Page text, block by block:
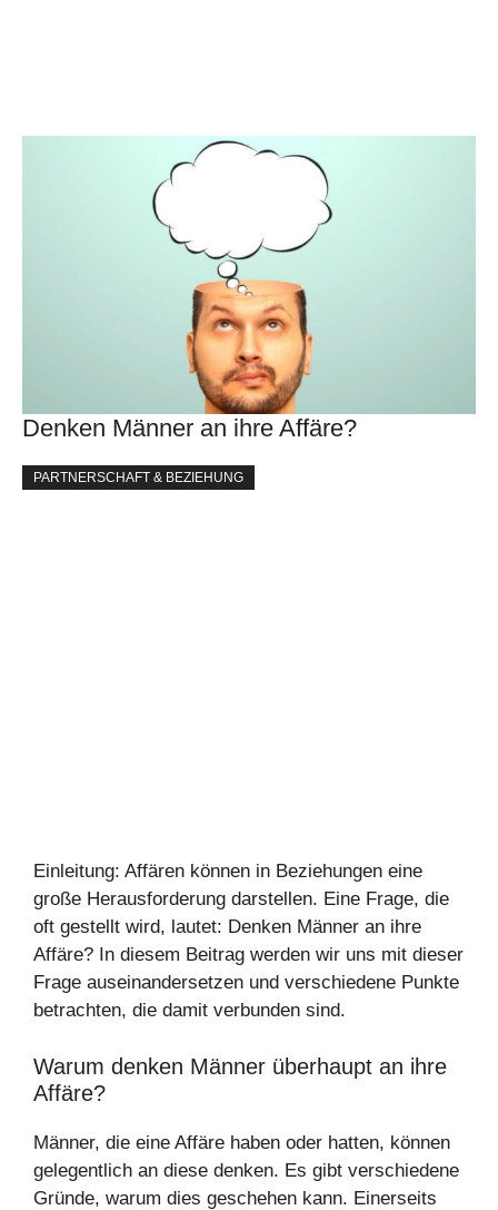
Denken Männer an ihre Affäre?
PARTNERSCHAFT & BEZIEHUNG
Einleitung: Affären können in Beziehungen eine
große Herausforderung darstellen. Eine Frage, die
oft gestellt wird, lautet: Denken Männer an ihre
Affäre? In diesem Beitrag werden wir uns mit dieser
Frage auseinandersetzen und verschiedene Punkte
betrachten, die damit verbunden sind.
Warum denken Männer überhaupt an ihre
Affäre?
Männer, die eine Affäre haben oder hatten, können
gelegentlich an diese denken. Es gibt verschiedene
Gründe, warum dies geschehen kann. Einerseits